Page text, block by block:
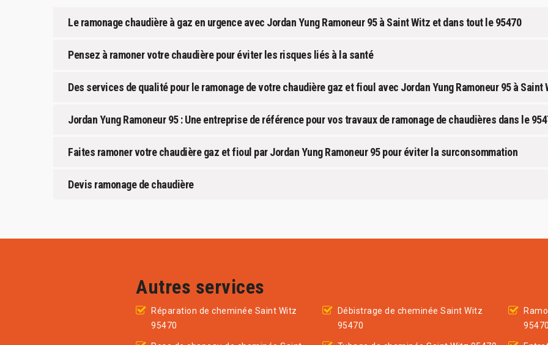
Le ramonage chaudière à gaz en urgence avec Jordan Yung Ramoneur 95 à Saint Witz et dans tout le 95470
Pensez à ramoner votre chaudière pour éviter les risques liés à la santé
Des services de qualité pour le ramonage de votre chaudière gaz et fioul avec Jordan Yung Ramoneur 95 à Saint
Jordan Yung Ramoneur 95 : Une entreprise de référence pour vos travaux de ramonage de chaudières dans le
Faites ramoner votre chaudière gaz et fioul par Jordan Yung Ramoneur 95 pour éviter la surconsommation
Devis ramonage de chaudière
Autres services
Réparation de cheminée Saint Witz
95470
Débistrage de cheminée Saint Witz
95470
95470